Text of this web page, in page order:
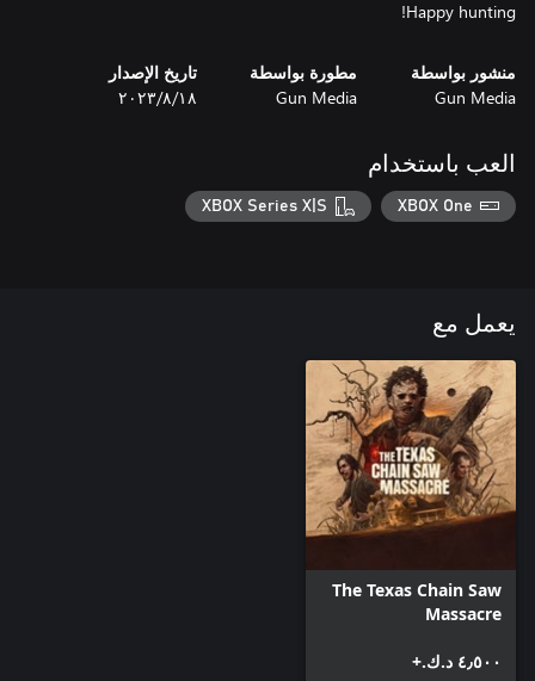
Happy hunting!
منشور بواسطة
Gun Media
مطورة بواسطة
Gun Media
تاريخ الإصدار
١٨‏/٨‏/٢٠٢٣
العب باستخدام
XBOX One
XBOX Series X|S
يعمل مع
The Texas Chain Saw
Massacre
٤٫٥٠٠ د.ك.‏+